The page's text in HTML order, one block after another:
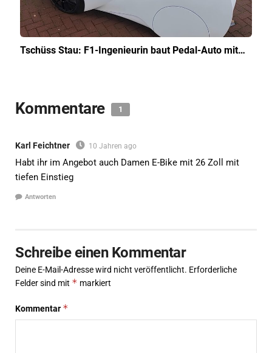
Tschüss Stau: F1-Ingenieurin baut Pedal-Auto mit…
Kommentare 1
Karl Feichtner 10 Jahren ago
Habt ihr im Angebot auch Damen E-Bike mit 26 Zoll mit
tiefen Einstieg
Antworten
Schreibe einen Kommentar
Deine E-Mail-Adresse wird nicht veröffentlicht. Erforderliche
Felder sind mit * markiert
Kommentar *